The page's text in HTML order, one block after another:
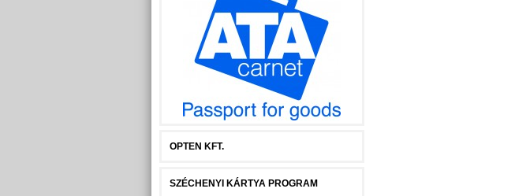
OPTEN KFT.
SZÉCHENYI KÁRTYA PROGRAM